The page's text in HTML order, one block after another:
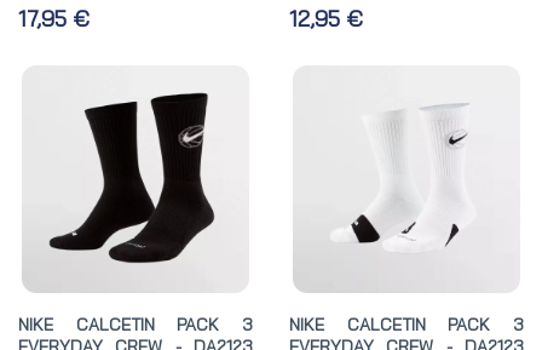
17,95 € 12,95 €
NIKE CALCETIN PACK 3
NIKE CALCETIN PACK 3